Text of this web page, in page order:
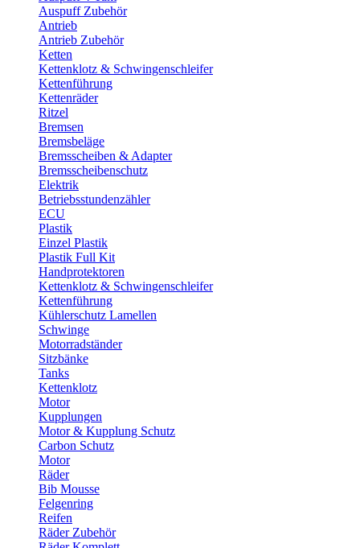
Auspuff Zubehör
Antrieb
Antrieb Zubehör
Ketten
Kettenklotz & Schwingenschleifer
Kettenführung
Kettenräder
Ritzel
Bremsen
Bremsbeläge
Bremsscheiben & Adapter
Bremsscheibenschutz
Elektrik
Betriebsstundenzähler
ECU
Plastik
Einzel Plastik
Plastik Full Kit
Handprotektoren
Kettenklotz & Schwingenschleifer
Kettenführung
Kühlerschutz Lamellen
Schwinge
Motorradständer
Sitzbänke
Tanks
Kettenklotz
Motor
Kupplungen
Motor & Kupplung Schutz
Carbon Schutz
Motor
Räder
Bib Mousse
Felgenring
Reifen
Räder Zubehör